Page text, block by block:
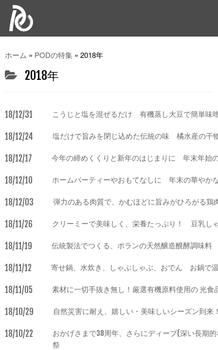
ホーム » PODの特集 » 2018年
2018年
18/12/31 こうじと塩を混ぜるだけ 有機蒸し大豆で簡単味
18/12/24 塩だけで旨みを閉じ込めた伝統の味 橘水産の干
18/12/17 今年の締めくくりと新年のはじまりに 年末年始
18/12/10 ホームパーティーやおもてなしに 年末の華やか
18/12/03 弾力のある肉質で、かむほどに旨みがひろがる
18/11/26 クリーミーで美味しく、栄養たっぷり！ 豆乳し
18/11/19 伝統製法でつくる、ポランの天然醸造醗酵調味料
18/11/12 寄せ鍋、水炊き、しゃぶしゃぶ、おでん お鍋で
18/11/05 素材に一切手抜き無し！厳選有機原料使用の 光食
18/10/29 自然災害に耐え、嬉しい・美味しいシーズン到来
18/10/22
おかげさまで38周年、さらにディープ(深い長期
祭